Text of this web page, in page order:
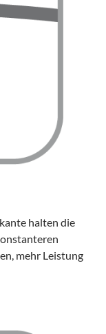
halten die
mehr Leistung